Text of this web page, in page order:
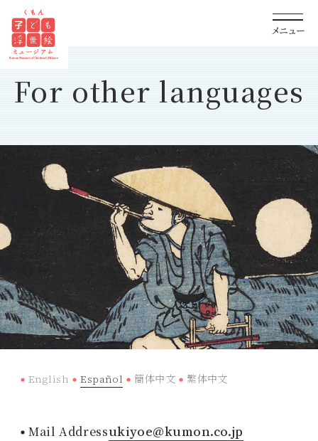
メニュー
For other languages
English Español 簡体中文 繁体中文
Mail Addressukiyoe@kumon.co.jp